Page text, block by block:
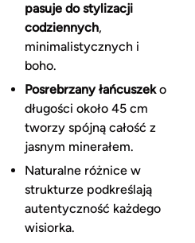
pasuje do stylizacji
codziennych,
minimalistycznych i
boho.
Posrebrzany łańcuszeko
długości około 45 cm
tworzy spójną całość z
jasnym minerałem.
Naturalne różnice w
strukturze podkreślają
autentyczność każdego
wisiorka.